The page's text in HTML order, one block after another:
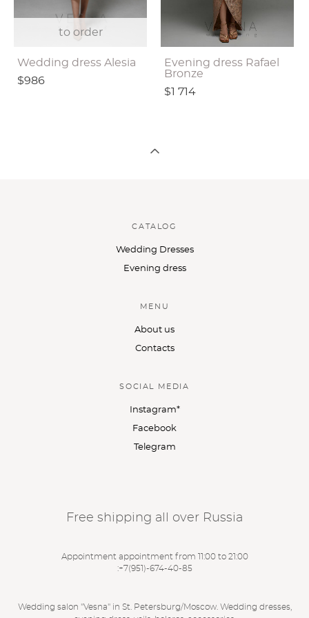
to order
Wedding dress Alesia
$986
Evening dress Rafael
Bronze
$1 714
CATALOG
Wedding Dresses
Evening dress
MENU
About us
Contacts
SOCIAL MEDIA
Instagram*
Facebook
Telegram
Free shipping all over Russia
Appointment appointment from 11:00 to 21:00
:+7(951)-674-40-85
Wedding salon "Vesna" in St. Petersburg/Moscow. Wedding dresses,